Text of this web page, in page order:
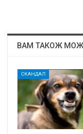
ВАМ ТАКОЖ
СКАНДАЛ